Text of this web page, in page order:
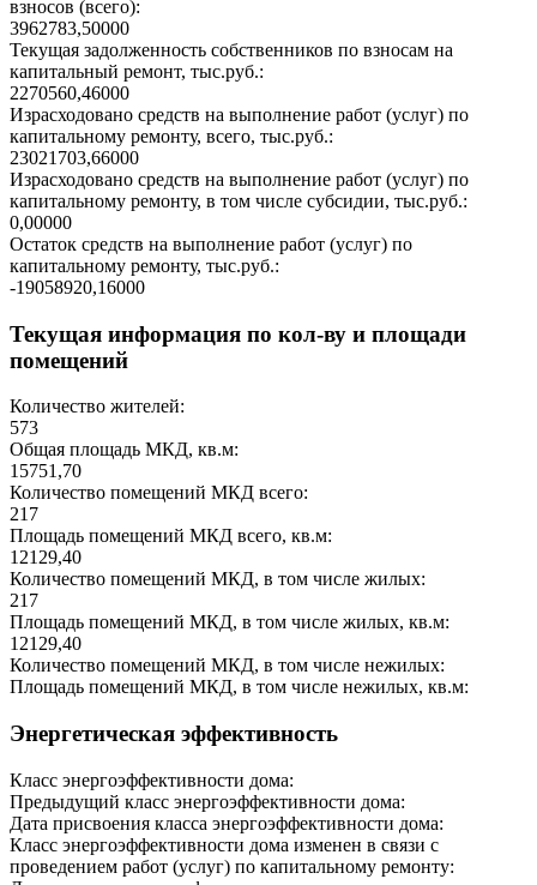
взносов (всего):
3962783,50000
Текущая задолженность собственников по взносам на
капитальный ремонт, тыс.руб.:
2270560,46000
Израсходовано средств на выполнение работ (услуг) по
капитальному ремонту, всего, тыс.руб.:
23021703,66000
Израсходовано средств на выполнение работ (услуг) по
капитальному ремонту, в том числе субсидии, тыс.руб.:
0,00000
Остаток средств на выполнение работ (услуг) по
капитальному ремонту, тыс.руб.:
-19058920,16000
Текущая информация по кол-ву и площади
помещений
Количество жителей:
573
Общая площадь МКД, кв.м:
15751,70
Количество помещений МКД всего:
217
Площадь помещений МКД всего, кв.м:
12129,40
Количество помещений МКД, в том числе жилых:
217
Площадь помещений МКД, в том числе жилых, кв.м:
12129,40
Количество помещений МКД, в том числе нежилых:
Площадь помещений МКД, в том числе нежилых, кв.м:
Энергетическая эффективность
Класс энергоэффективности дома:
Предыдущий класс энергоэффективности дома:
Дата присвоения класса энергоэффективности дома:
Класс энергоэффективности дома изменен в связи с
проведением работ (услуг) по капитальному ремонту: